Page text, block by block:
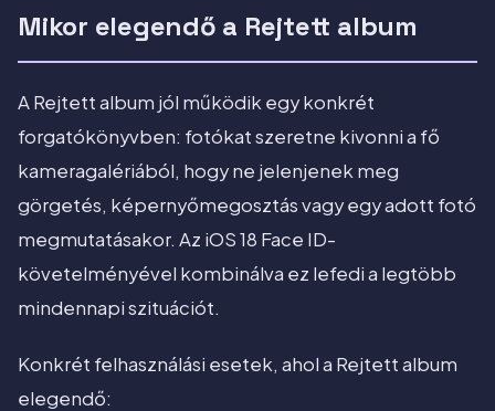
Mikor elegendő a Rejtett album
A Rejtett album jól működik egy konkrét
forgatókönyvben: fotókat szeretne kivonni a fő
kameragalériából, hogy ne jelenjenek meg
görgetés, képernyőmegosztás vagy egy adott fotó
megmutatásakor. Az iOS 18 Face ID-
követelményével kombinálva ez lefedi a legtöbb
mindennapi szituációt.
Konkrét felhasználási esetek, ahol a Rejtett album
elegendő: